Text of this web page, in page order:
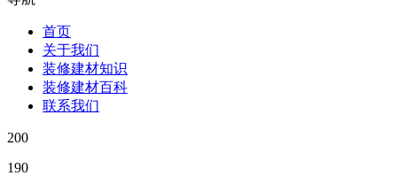
首页
关于我们
装修建材知识
装修建材百科
联系我们
200
190